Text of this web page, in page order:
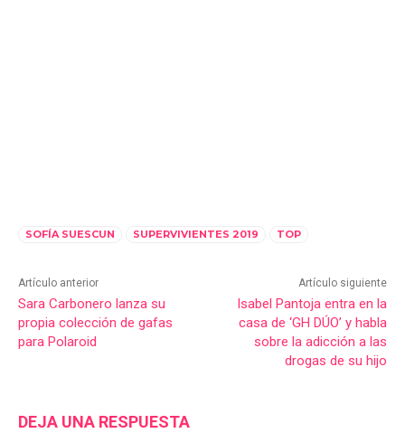
SOFÍA SUESCUN SUPERVIVIENTES 2019 TOP
Artículo anterior
Sara Carbonero lanza su
propia colección de gafas
para Polaroid
Artículo siguiente
Isabel Pantoja entra en la
casa de ‘GH DÚO’ y habla
sobre la adicción a las
drogas de su hijo
DEJA UNA RESPUESTA